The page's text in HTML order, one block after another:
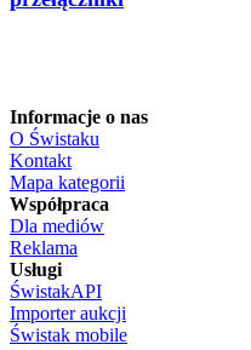
Informacje o nas
O Świstaku
Kontakt
Mapa kategorii
Współpraca
Dla mediów
Reklama
Usługi
ŚwistakAPI
Importer aukcji
Świstak mobile